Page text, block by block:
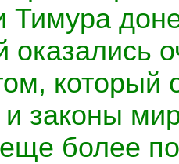
Тимура
оказались
который
законы
более